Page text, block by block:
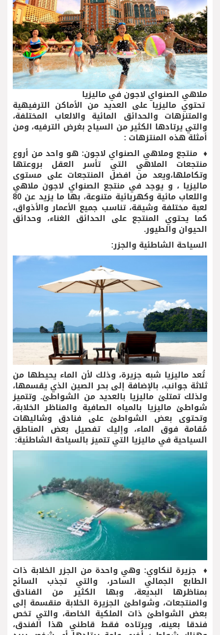
ملاهي الصنواي لاجون في ماليزيا
تحتوي ماليزيا على العديد من الأماكن الترفيهية
والمتنزهات والحدائق المائية والالعاب المختلفة،
والتي يرتادها الكثير من السياح بغرض الترفيه، ومن
أمثلة هذه المنتزهات :
♦ منتجع وملاهي الصنواي لاجون: هو واحد من أروع
منتجعات الملاهي التي تأسر العقل بروعتها
وتكاملها،ويعد من افضل المنتجعات على مستوى
ماليزيا ، و يوجد في منتجع الصنواي لاجون ملاهي
واللعاب مائية وكهربائية متنوعة، بها ما يزيد عن 80
لعبة مختلفة وشيقة، تناسب جميع الأعمار والأذواق،
كما يحتوي المنتجع على الحدائق الغناء، وحدائق
الحيوان والطيور.
السياحة الشاطئية والجزر:
تُعد ماليزيا شبه جزيرة، وذلك لأن الماء يحيطها من
ثلاثة جوانب، بالإضافة إلى بحر الصين الذي يقسمها،
ولذلك تمتلئ ماليزيا بالعديد من الشواطئ. وتتميز
شواطئ ماليزيا بالمياه الصافية والمناظر الخلابة،
وتحتوى بعض الشواطئ على فنادق وشاليهات
مُقامة فوق الماء، وإليك تفصيل بعض المناطق
السياحية في ماليزيا التي تتميز بالسياحة الشاطئية:
♦ جزيرة لنكاوي: وهي واحدة من الجزر الخلابة ذات
الطابع الجمالي الساحر، والتي تجذب السائح
بمناظرها البديعة، وبها الكثير من الفنادق
والمنتجعات، وشواطئ الجزيرة الخلابة منقسمة إلى
بعض الشواطئ ذات الملكية الخاصة، والتي تخص
فندقا بعينه، ويرتاده فقط قاطني هذا الفندق،